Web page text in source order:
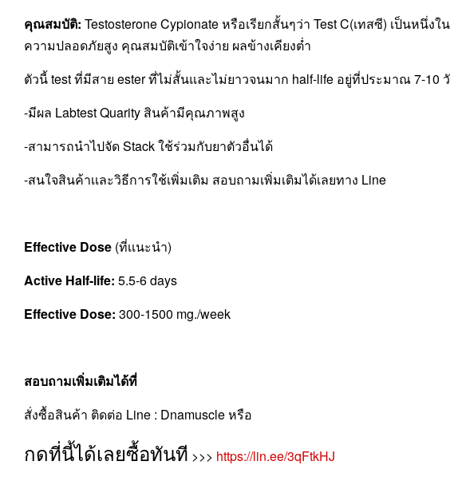
คุณสมบัติ: Testosterone Cypionate หรือเรียกสั้นๆว่า Test C(เทสซี) เป็นห
ความปลอดภัยสูง คุณสมบัติเข้าใจง่าย ผลข้างเคียงต่ำ
ตัวนี้ test ที่มีสาย ester ที่ไม่สั้นและไม่ยาวจนมาก half-life อยู่ที่ประมาณ 7-10
-มีผล Labtest Quarity สินค้ามีคุณภาพสูง
-สามารถนำไปจัด Stack ใช้ร่วมกับยาตัวอื่นได้
-สนใจสินค้าเเละวิธีการใช้เพิ่มเติม สอบถามเพิ่มเติมได้เลยทาง Line
Effective Dose (ที่เเนะนำ)
Active Half-life: 5.5-6 days
Effective Dose: 300-1500 mg./week
สอบถามเพิ่มเติมได้ที่
สั่งซื้อสินค้า ติดต่อ Line : Dnamuscle หรือ
กดที่นี้ได้เลยซื้อทันที >>> https://lin.ee/3qFtkHJ